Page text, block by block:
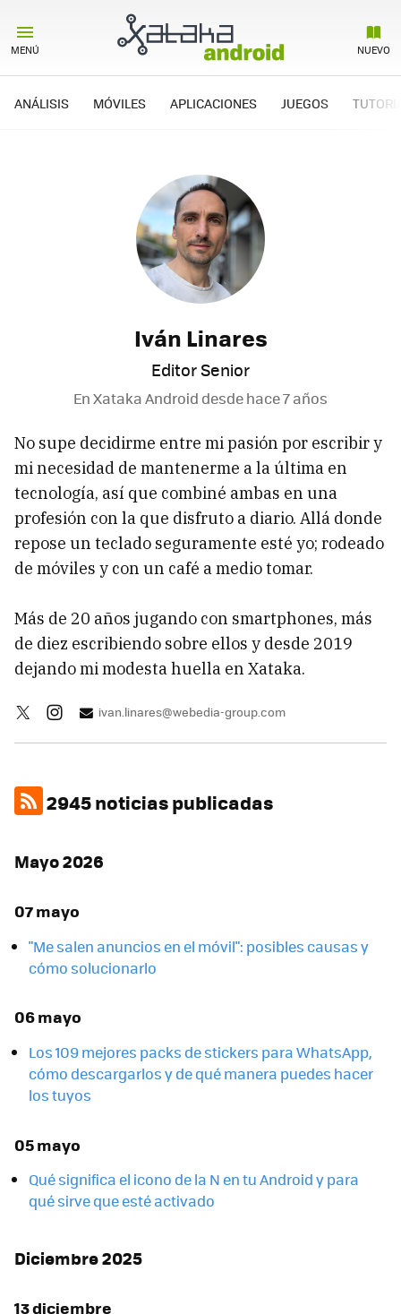
MENÚ NUEVO
ANÁLISIS MÓVILES APLICACIONES JUEGOS
Iván Linares
Editor Senior
En Xataka Android desdehace 7 años
No supe decidirme entre mi pasión por escribir y
mi necesidad de mantenerme a la última en
tecnología, así que combiné ambas en una
profesión con la que disfruto a diario. Allá donde
repose un teclado seguramente esté yo; rodeado
de móviles y con un café a medio tomar.
Más de 20 años jugando con smartphones, más
de diez escribiendo sobre ellos y desde 2019
dejando mi modesta huella en Xataka.
ivan.linares@webedia-group.com
2945 noticias publicadas
Mayo 2026
07 mayo
"Me salen anuncios en el móvil": posibles causas y
cómo solucionarlo
06 mayo
Los 109 mejores packs de stickers para WhatsApp,
cómo descargarlos y de qué manera puedes hacer
los tuyos
05 mayo
Qué significa el icono de la N en tu Android y para
qué sirve que esté activado
Diciembre 2025
13 diciembre